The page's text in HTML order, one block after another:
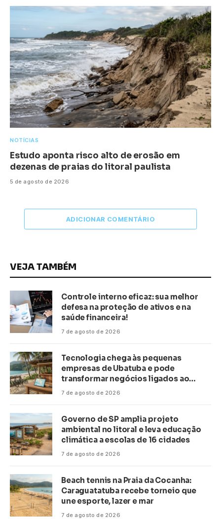
NOTÍCIAS
Estudo aponta risco alto de erosão em
dezenas de praias do litoral paulista
5 de agosto de 2026
ADICIONAR COMENTÁRIO
VEJA TAMBÉM
Controle interno eficaz: sua melhor
defesa na proteção de ativos e na
saúde financeira!
7 de agosto de 2026
Tecnologia chega às pequenas
empresas de Ubatuba e pode
transformar negócios ligados ao
turismo no litoral
7 de agosto de 2026
Governo de SP amplia projeto
ambiental no litoral e leva educação
climática a escolas de 16 cidades
7 de agosto de 2026
Beach tennis na Praia da Cocanha:
Caraguatatuba recebe torneio que
une esporte, lazer e mar
7 de agosto de 2026